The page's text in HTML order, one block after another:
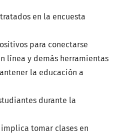
en la encuesta
para conectarse
línea y demás herramientas
la educación a
durante la
tomar clases en